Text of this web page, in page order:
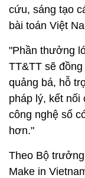
cứu, sáng tạo
bài toán Việt
"Phần thưởng
TT&TT sẽ
quảng bá, hỗ
pháp lý, kết nối
công nghệ số
hơn."
Theo Bộ
Make in